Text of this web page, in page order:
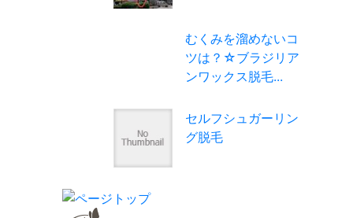
むくみを溜めないコ
ツは？☆ブラジリア
ンワックス脱毛...
セルフシュガーリン
グ脱毛